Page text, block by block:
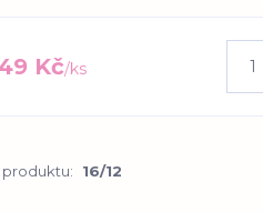
Kč/ks
produktu: 16/12